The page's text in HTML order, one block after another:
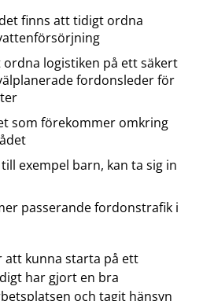
finns att tidigt ordna
logistiken på ett säkert
fordonsleder för
som förekommer omkring
exempel barn, kan ta sig in
passerande fordonstrafik i
att kunna starta på ett
har gjort en bra
och tagit hänsyn